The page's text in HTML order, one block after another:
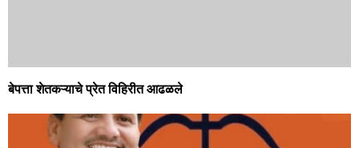
बेपत्ता शेतकऱ्याचे प्रेत विहिरीत आढळले